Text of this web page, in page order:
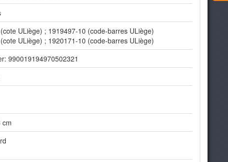
ULiège) ; 1919497-10 (code-barres ULiège)
ULiège) ; 1920171-10 (code-barres ULiège)
990019194970502321
cm